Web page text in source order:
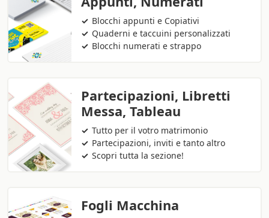
Blocchi appunti e Copiativi
Quaderni e taccuini personalizzati
Blocchi numerati e strappo
Partecipazioni, Libretti
Messa, Tableau
Tutto per il votro matrimonio
Partecipazioni, inviti e tanto altro
Scopri tutta la sezione!
Fogli Macchina